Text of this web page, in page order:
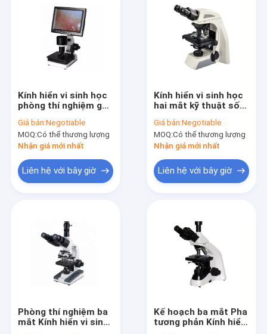
các sản phẩm
Về chúng tôi
Liên hệ chúng tôi
Kính hiển vi sinh học dành cho sinh viên
Kính hiển vi sinh học phòng thí nghiệm
Kính hiển vi quang học đảo ngược
Kính hiển vi phân cực quang học
Kính hiển vi huỳnh quang LED
Kính hiển vi so sánh pháp y
Kính hiển vi trường tối
Kính hiển vi sinh học
phòng thí nghiệm gấp
màn hình LCD di động
9 inch
Giá bán:Negotiable
MOQ:Có thể thương lượng
Nhận giá mới nhất
Liên hệ với bây giờ
Kính hiển vi sinh học
hai mắt kỹ thuật số
WF10X / 22mm UIS2
Infinity
Giá bán:Negotiable
MOQ:Có thể thương lượng
Nhận giá mới nhất
Liên hệ với bây giờ
Phòng thí nghiệm ba
mắt Kính hiển vi sinh
Kế hoạch ba mắt Pha
tương phản Kính hiển